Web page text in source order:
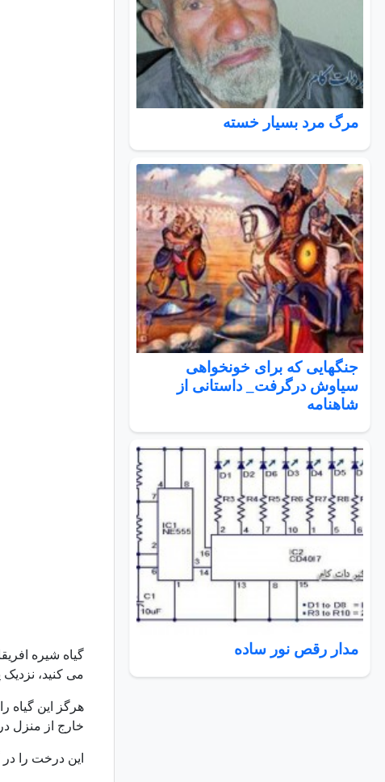
مرگ مرد بسيار خسته
جنگهایی که برای خونخواهی
سیاوش درگرفت_ داستانی از
شاهنامه
مدار رقص نور ساده
گیاه شیره
می کنید،
خارج از منزل در
این درخت را